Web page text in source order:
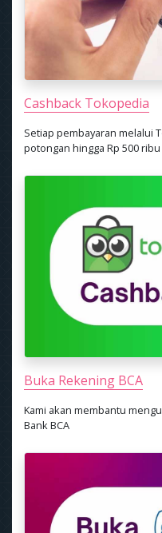
Cashback Tokopedia
Setiap pembayaran melalui
potongan hingga Rp 500 ribu
Buka Rekening BCA
Kami akan membantu
Bank BCA